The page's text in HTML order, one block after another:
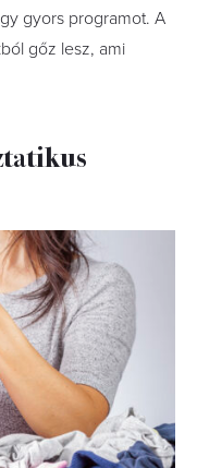
gyors programot. A
gőz lesz, ami